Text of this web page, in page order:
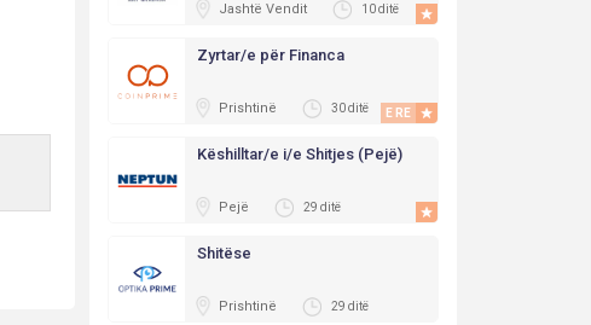
Jashtë Vendit 10 ditë
Zyrtar/e për Financa
Prishtinë 30 ditë E RE
Këshilltar/e i/e Shitjes (Pejë)
Pejë 29 ditë
Shitëse
Prishtinë 29 ditë